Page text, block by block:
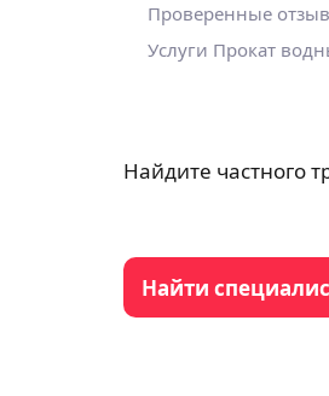
Проверенные
Услуги Прокат
Найдите частного
Найти